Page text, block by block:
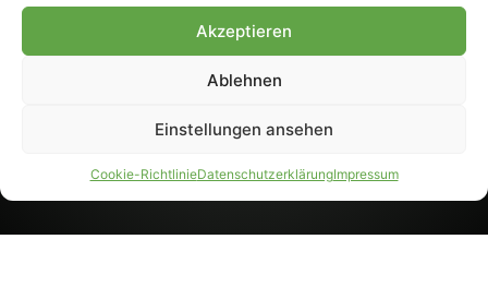
Akzeptieren
Ablehnen
Einstellungen ansehen
Cookie-RichtlinieDatenschutzerklärungImpressum
Weiterverarbeitung, auch
Genehmigung.
PARTNER WERDEN
AGB